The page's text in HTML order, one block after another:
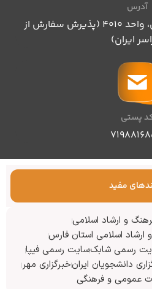
آدرس
شیراز، مجتمع خلیج فارس، واحد ۴۰۱۰ (پذیرش سفارش از
ایران)
پستی
مفید
و ارشاد اسلامی
اسلامی استان فارس
رسمی شابکسایت رسمی فیپا
دانشجویان ایرانخبرگزاری مهر
عمومی و فرهنگی